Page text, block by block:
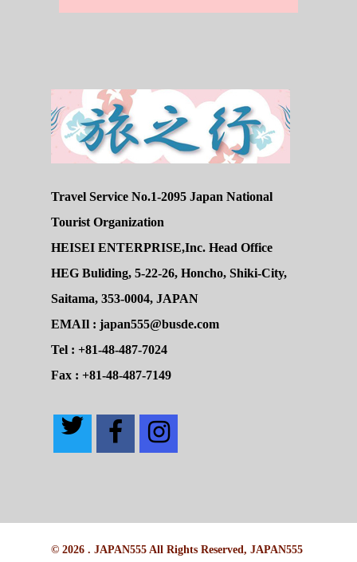
Travel Service No.1-2095 Japan National
Tourist Organization
HEISEI ENTERPRISE,Inc. Head Office
HEG Buliding, 5-22-26, Honcho, Shiki-City,
Saitama, 353-0004, JAPAN
EMAIl : japan555@busde.com
Tel : +81-48-487-7024
Fax : +81-48-487-7149
© 2026 . JAPAN555 All Rights Reserved, JAPAN555